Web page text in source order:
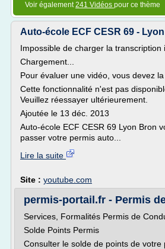
Voir également241 Vidéos pour ce thème
Auto-école ECF CESR 69 -
Impossible de charger la transcription
Chargement...
Pour évaluer une vidéo, vous devez la
Cette fonctionnalité n'est pas
Veuillez réessayer ultérieurement.
Ajoutée le 13 déc. 2013
Auto-école ECF CESR 69 Lyon Bron
passer votre permis auto...
Lire la suite
Site : youtube.com
permis-portail.fr - Permis
Services, Formalités Permis de
Solde Points Permis
Consulter le solde de points de votre